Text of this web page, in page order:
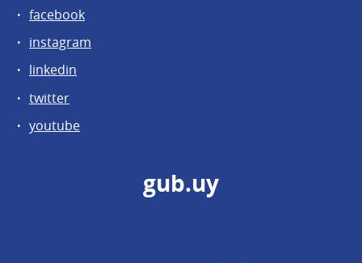
facebook
instagram
linkedin
twitter
youtube
gub.uy